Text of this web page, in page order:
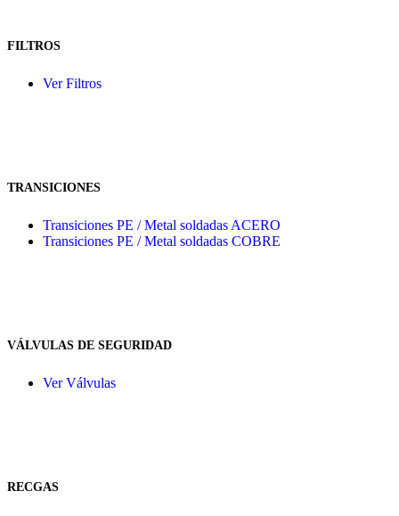
FILTROS
Ver Filtros
TRANSICIONES
Transiciones PE / Metal soldadas ACERO
Transiciones PE / Metal soldadas COBRE
VÁLVULAS DE SEGURIDAD
Ver Válvulas
RECGAS